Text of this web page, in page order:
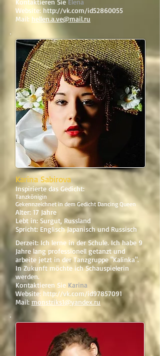
Kontaktieren Sie Elena
Website: http://vk.com/id52860055
Mail: hellen.a.ve@mail.ru
Karina Sabirova
Inspirierte das Gedicht:
Tanzkönigin
Gekennzeichnet in dem Gedicht Dancing Queen
Alter: 17 Jahre
Lebt in: Surgut, Russland
Spricht: Englisch Japanisch und Russisch
Derzeit: Ich lerne in der Schule. Ich habe 9
Jahre lang professionell getanzt und
arbeite jetzt in der Tanzgruppe "Kalinka".
In Zukunft möchte ich Schauspielerin
werden.
Kontaktieren Sie Karina
Website: http://vk.com/id97857091
Mail:monstriks1@yandex.ru